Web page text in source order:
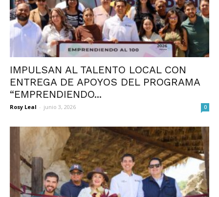
IMPULSAN AL TALENTO LOCAL CON
ENTREGA DE APOYOS DEL PROGRAMA
“EMPRENDIENDO...
Rosy Leal - junio 3, 2026 0